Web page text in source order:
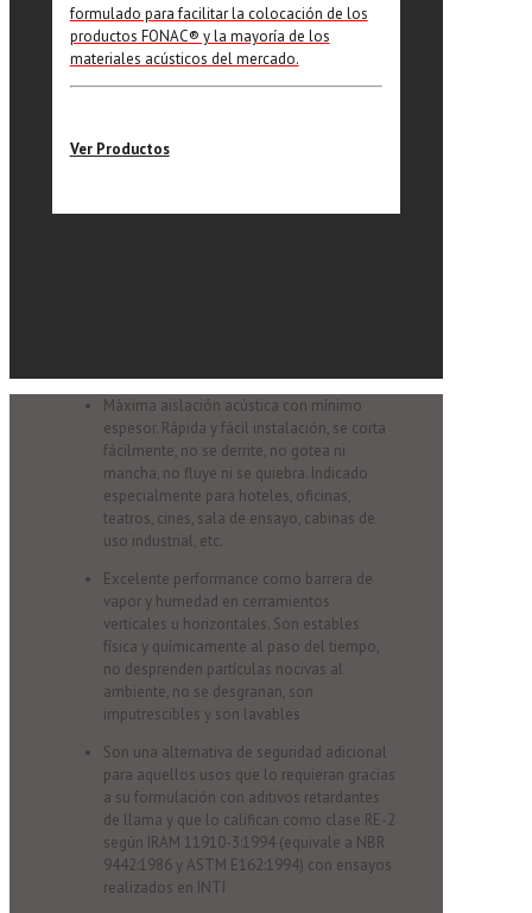
formulado para facilitar la colocación de los
productos FONAC®️ y la mayoría de los
materiales acústicos del mercado.
Ver Productos
Máxima aislación acústica con mínimo
espesor. Rápida y fácil instalación, se corta
fácilmente, no se derrite, no gotea ni
mancha, no fluye ni se quiebra. Indicado
especialmente para hoteles, oficinas,
teatros, cines, sala de ensayo, cabinas de
uso industrial, etc.
Excelente performance como barrera de
vapor y humedad en cerramientos
verticales u horizontales. Son estables
física y químicamente al paso del tiempo,
no desprenden partículas nocivas al
ambiente, no se desgranan, son
imputrescibles y son lavables
Son una alternativa de seguridad adicional
para aquellos usos que lo requieran gracias
a su formulación con aditivos retardantes
de llama y que lo califican como clase RE-2
según IRAM 11910-3:1994 (equivale a NBR
9442:1986 y ASTM E162:1994) con ensayos
realizados en INTI